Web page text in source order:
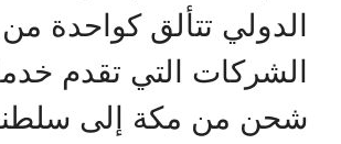
الدولي تتألق كواحدة
الشركات التي تقدم
شحن من مكة إلى